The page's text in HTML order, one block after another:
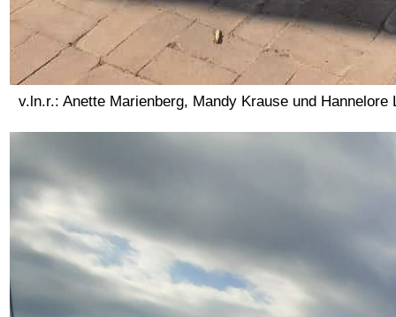
v.ln.r.: Anette Marienberg, Mandy Krause und Hannelore